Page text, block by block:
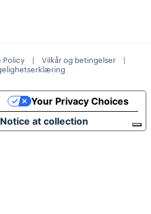
Policy | Vilkår og betingelser
|
Notice at collection
Your Privacy Choices